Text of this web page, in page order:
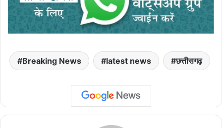
Breaking News latest news छत्तीसगढ़